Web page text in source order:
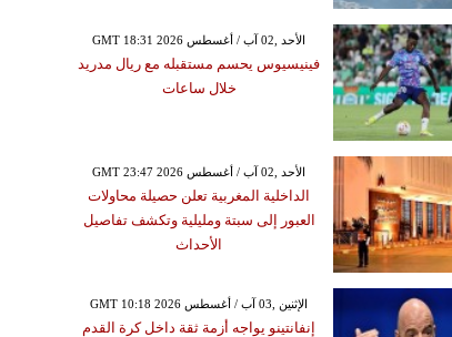
GMT 18:31 2026 الأحد ,02 آب / أغسطس
فينيسيوس يحسم مستقبله مع ريال مدريد
خلال ساعات
GMT 23:47 2026 الأحد ,02 آب / أغسطس
الداخلية المغربية تعلن حصيلة محاولات
العبور إلى سبتة ومليلية وتكشف تفاصيل
الأحداث
GMT 10:18 2026 الإثنين ,03 آب / أغسطس
إنفانتينو يواجه أزمة ثقة داخل كرة القدم